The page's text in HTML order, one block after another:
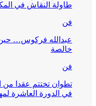
طاولة النقاش في
فن
عبدالله فركوس… حين
خالصة
فن
تطوان تختتم عقدا من
في الدورة العاشرة